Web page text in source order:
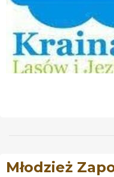
Młodzież